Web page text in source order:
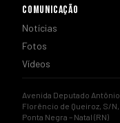
COMUNICAÇÃO
Notícias
Fotos
Vídeos
Avenida Deputado Antônio
Florêncio de Queiroz, S/N,
Ponta Negra – Natal (RN)